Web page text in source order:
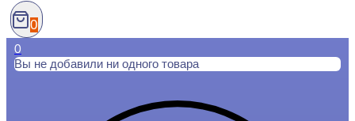
0
0
Вы не добавили ни одного товара